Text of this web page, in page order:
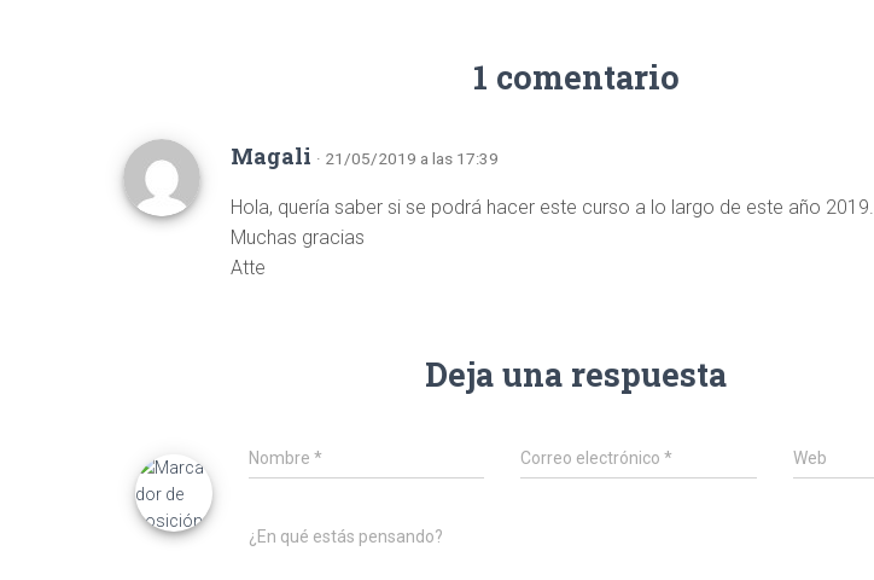
1 comentario
Magali · 21/05/2019 a las 17:39
Hola, quería saber si se podrá hacer este curso a lo largo de este año 2019.
Muchas gracias
Atte
Deja una respuesta
Nombre * Correo electrónico* Web
¿En qué estás pensando?